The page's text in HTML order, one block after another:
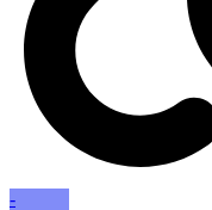
-